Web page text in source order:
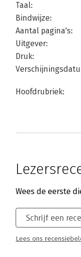
Taal:
Bindwijze:
Aantal pagina's:
Uitgever:
Druk:
Hoofdrubriek:
Wees de eerste
Schrijf een
Lees ons